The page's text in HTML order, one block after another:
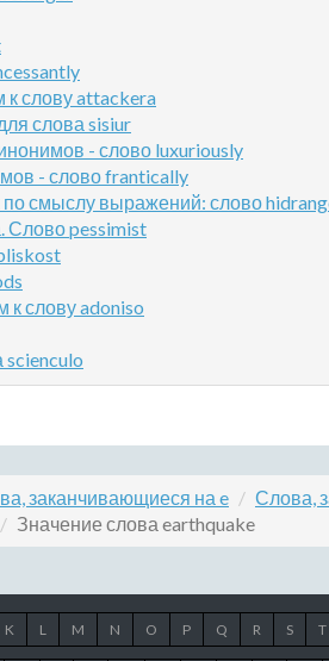
к слову attackera
слова sisiur
- слово luxuriously
- слово frantically
смыслу выражений: слово
Слово pessimist
слову adoniso
заканчивающиеся на e Слова,
Значение слова earthquake
K L M N O P Q R S T